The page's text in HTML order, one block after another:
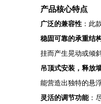
产品核心特点
广泛的兼容性 ：此
稳固可靠的承重结
挂而产生晃动或倾斜
吊顶式安装，释放
能营造出独特的悬
灵活的调节功能：